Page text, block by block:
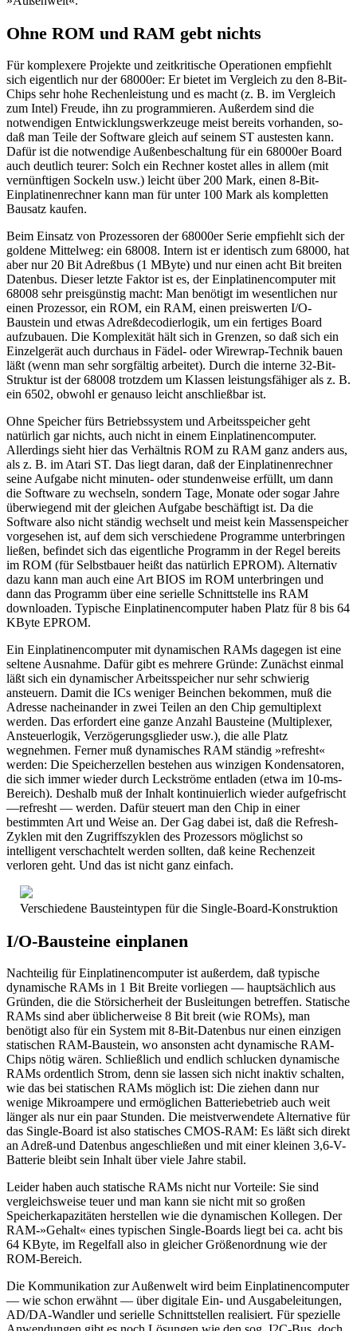
Ohne ROM und RAM gebt nichts
Für komplexere Projekte und zeitkritische Operationen empfiehlt
sich eigentlich nur der 68000er: Er bietet im Vergleich zu den 8-Bit-
Chips sehr hohe Rechenleistung und es macht (z. B. im Vergleich
zum Intel) Freude, ihn zu programmieren. Außerdem sind die
notwendigen Entwicklungswerkzeuge meist bereits vorhanden, so-
daß man Teile der Software gleich auf seinem ST austesten kann.
Dafür ist die notwendige Außenbeschaltung für ein 68000er Board
auch deutlich teurer: Solch ein Rechner kostet alles in allem (mit
vernünftigen Sockeln usw.) leicht über 200 Mark, einen 8-Bit-
Einplatinenrechner kann man für unter 100 Mark als kompletten
Bausatz kaufen.
Beim Einsatz von Prozessoren der 68000er Serie empfiehlt sich der
goldene Mittelweg: ein 68008. Intern ist er identisch zum 68000, hat
aber nur 20 Bit Adreßbus (1 MByte) und nur einen acht Bit breiten
Datenbus. Dieser letzte Faktor ist es, der Einplatinencomputer mit
68008 sehr preisgünstig macht: Man benötigt im wesentlichen nur
einen Prozessor, ein ROM, ein RAM, einen preiswerten I/O-
Baustein und etwas Adreßdecodierlogik, um ein fertiges Board
aufzubauen. Die Komplexität hält sich in Grenzen, so daß sich ein
Einzelgerät auch durchaus in Fädel- oder Wirewrap-Technik bauen
läßt (wenn man sehr sorgfältig arbeitet). Durch die interne 32-Bit-
Struktur ist der 68008 trotzdem um Klassen leistungsfähiger als z. B.
ein 6502, obwohl er genauso leicht anschließbar ist.
Ohne Speicher fürs Betriebssystem und Arbeitsspeicher geht
natürlich gar nichts, auch nicht in einem Einplatinencomputer.
Allerdings sieht hier das Verhältnis ROM zu RAM ganz anders aus,
als z. B. im Atari ST. Das liegt daran, daß der Einplatinenrechner
seine Aufgabe nicht minuten- oder stundenweise erfüllt, um dann
die Software zu wechseln, sondern Tage, Monate oder sogar Jahre
überwiegend mit der gleichen Aufgabe beschäftigt ist. Da die
Software also nicht ständig wechselt und meist kein Massenspeicher
vorgesehen ist, auf dem sich verschiedene Programme unterbringen
ließen, befindet sich das eigentliche Programm in der Regel bereits
im ROM (für Selbstbauer heißt das natürlich EPROM). Alternativ
dazu kann man auch eine Art BIOS im ROM unterbringen und
dann das Programm über eine serielle Schnittstelle ins RAM
downloaden. Typische Einplatinencomputer haben Platz für 8 bis 64
KByte EPROM.
Ein Einplatinencomputer mit dynamischen RAMs dagegen ist eine
seltene Ausnahme. Dafür gibt es mehrere Gründe: Zunächst einmal
läßt sich ein dynamischer Arbeitsspeicher nur sehr schwierig
ansteuern. Damit die ICs weniger Beinchen bekommen, muß die
Adresse nacheinander in zwei Teilen an den Chip gemultiplext
werden. Das erfordert eine ganze Anzahl Bausteine (Multiplexer,
Ansteuerlogik, Verzögerungsglieder usw.), die alle Platz
wegnehmen. Ferner muß dynamisches RAM ständig »refresht«
werden: Die Speicherzellen bestehen aus winzigen Kondensatoren,
die sich immer wieder durch Leckströme entladen (etwa im 10-ms-
Bereich). Deshalb muß der Inhalt kontinuierlich wieder aufgefrischt
—refresht — werden. Dafür steuert man den Chip in einer
bestimmten Art und Weise an. Der Gag dabei ist, daß die Refresh-
Zyklen mit den Zugriffszyklen des Prozessors möglichst so
intelligent verschachtelt werden sollten, daß keine Rechenzeit
verloren geht. Und das ist nicht ganz einfach.
Verschiedene Bausteintypen für die Single-Board-Konstruktion
I/O-Bausteine einplanen
Nachteilig für Einplatinencomputer ist außerdem, daß typische
dynamische RAMs in 1 Bit Breite vorliegen — hauptsächlich aus
Gründen, die die Störsicherheit der Busleitungen betreffen. Statische
RAMs sind aber üblicherweise 8 Bit breit (wie ROMs), man
benötigt also für ein System mit 8-Bit-Datenbus nur einen einzigen
statischen RAM-Baustein, wo ansonsten acht dynamische RAM-
Chips nötig wären. Schließlich und endlich schlucken dynamische
RAMs ordentlich Strom, denn sie lassen sich nicht inaktiv schalten,
wie das bei statischen RAMs möglich ist: Die ziehen dann nur
wenige Mikroampere und ermöglichen Batteriebetrieb auch weit
länger als nur ein paar Stunden. Die meistverwendete Alternative für
das Single-Board ist also statisches CMOS-RAM: Es läßt sich direkt
an Adreß-und Datenbus angeschließen und mit einer kleinen 3,6-V-
Batterie bleibt sein Inhalt über viele Jahre stabil.
Leider haben auch statische RAMs nicht nur Vorteile: Sie sind
vergleichsweise teuer und man kann sie nicht mit so großen
Speicherkapazitäten herstellen wie die dynamischen Kollegen. Der
RAM-»Gehalt« eines typischen Single-Boards liegt bei ca. acht bis
64 KByte, im Regelfall also in gleicher Größenordnung wie der
ROM-Bereich.
Die Kommunikation zur Außenwelt wird beim Einplatinencomputer
— wie schon erwähnt — über digitale Ein- und Ausgabeleitungen,
AD/DA-Wandler und serielle Schnittstellen realisiert. Für spezielle